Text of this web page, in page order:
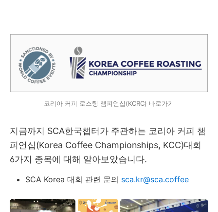
코리아 커피 로스팅 챔피언십(KCRC) 바로가기
지금까지 SCA한국챕터가 주관하는 코리아 커피 챔
피언십(Korea Coffee Championships, KCC)대회
6가지 종목에 대해 알아보았습니다.
SCA Korea 대회 관련 문의 sca.kr@sca.coffee